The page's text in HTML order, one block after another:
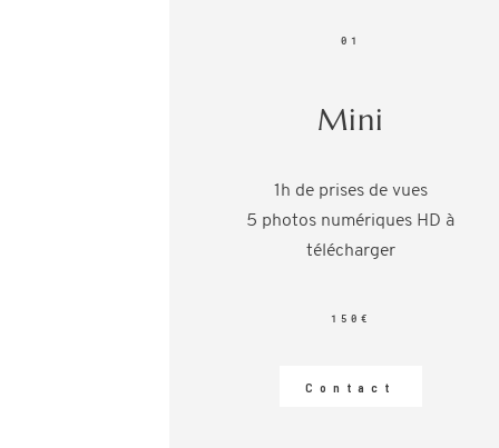
01
Mini
1h de prises de vues
5 photos numériques HD à
télécharger
150€
Contact